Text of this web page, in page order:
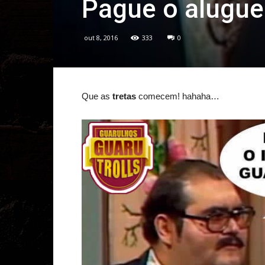
Pague o
out 8, 2016 333 0
Que as tretas comecem! hahaha…